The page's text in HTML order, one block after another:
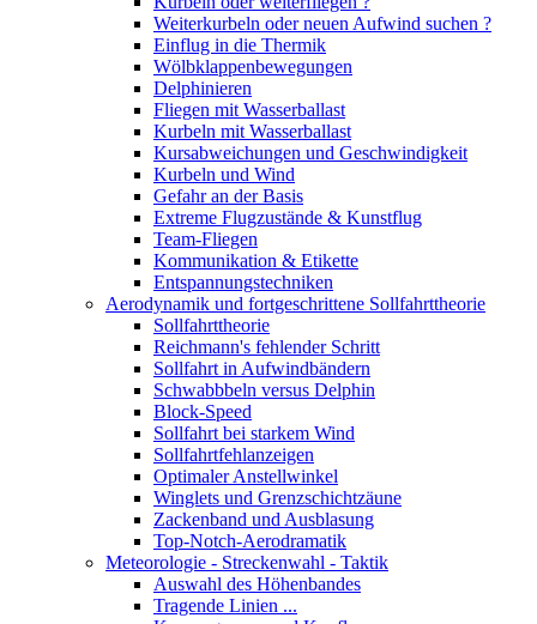
Weiterkurbeln oder neuen Aufwind suchen ?
Einflug in die Thermik
Wölbklappenbewegungen
Delphinieren
Fliegen mit Wasserballast
Kurbeln mit Wasserballast
Kursabweichungen und Geschwindigkeit
Kurbeln und Wind
Gefahr an der Basis
Extreme Flugzustände & Kunstflug
Team-Fliegen
Kommunikation & Etikette
Entspannungstechniken
Aerodynamik und fortgeschrittene Sollfahrttheorie
Sollfahrttheorie
Reichmann's fehlender Schritt
Sollfahrt in Aufwindbändern
Schwabbbeln versus Delphin
Block-Speed
Sollfahrt bei starkem Wind
Sollfahrtfehlanzeigen
Optimaler Anstellwinkel
Winglets und Grenzschichtzäune
Zackenband und Ausblasung
Top-Notch-Aerodramatik
Meteorologie - Streckenwahl - Taktik
Auswahl des Höhenbandes
Tragende Linien ...